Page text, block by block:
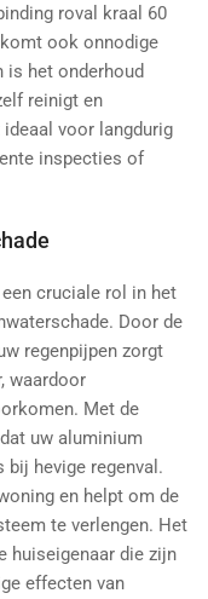
roval kraal 60
ook onnodige
het onderhoud
reinigt en
voor langdurig
inspecties of
cruciale rol in het
Door de
regenpijpen zorgt
waardoor
Met de
uw aluminium
hevige regenval.
en helpt om de
te verlengen. Het
huiseigenaar die zijn
effecten van